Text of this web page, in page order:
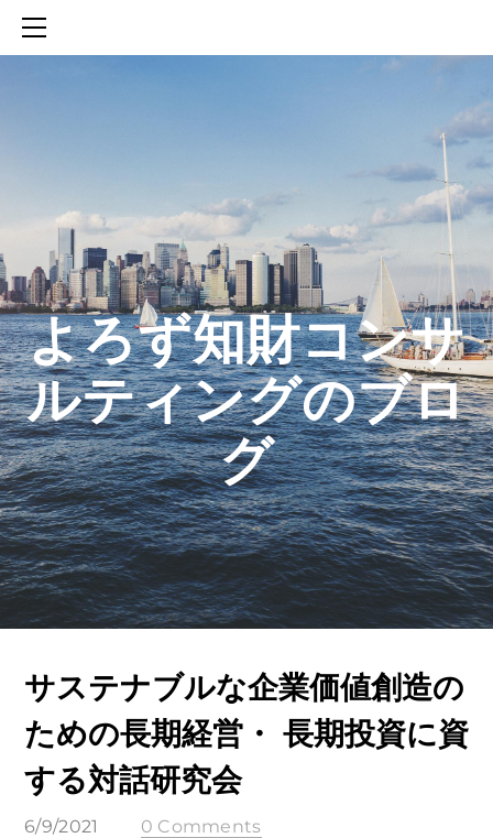
​よろず知財コンサ
ルティングのブロ
グ
サステナブルな企業価値創造の
ための長期経営・ 長期投資に資
する対話研究会
6/9/2021 0 Comments
SERVICES
知財活動のROICへの貢献
生成AIを活用した知財戦略の策定方法
生成AIとの「壁打ち」で、新たな発明を創出する方法